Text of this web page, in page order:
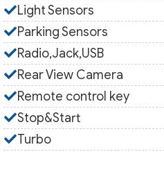
Light Sensors
Parking Sensors
Radio,Jack,USB
Rear View Camera
Remote control key
Stop&Start
Turbo